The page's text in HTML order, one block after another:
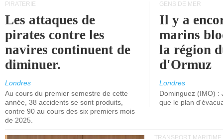
PIRATERIE
Les attaques de
pirates contre les
navires continuent de
diminuer.
Londres
Au cours du premier semestre de cette
année, 38 accidents se sont produits,
contre 90 au cours des six premiers mois
de 2025.
GENS DE MER
Il y a
marins
la région
d'Ormuz
Londres
Dominguez (IMO) :
que le plan
TRANSPORT MARITIME